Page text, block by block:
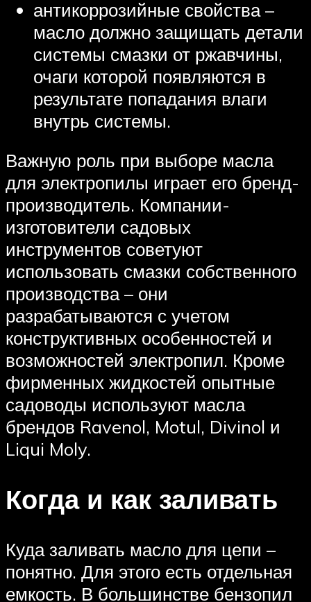
антикоррозийные свойства –
масло должно защищать детали
системы смазки от ржавчины,
очаги которой появляются в
результате попадания влаги
внутрь системы.
Важную роль при выборе масла
для электропилы играет его бренд-
производитель. Компании-
изготовители садовых
инструментов советуют
использовать смазки собственного
производства – они
разрабатываются с учетом
конструктивных особенностей и
возможностей электропил. Кроме
фирменных жидкостей опытные
садоводы используют масла
брендов Ravenol, Motul, Divinol и
Liqui Moly.
Когда и как заливать
Куда заливать масло для цепи –
понятно. Для этого есть отдельная
емкость. В большинстве бензопил